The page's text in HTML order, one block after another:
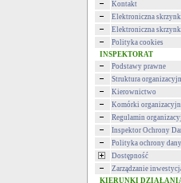
Kontakt
Elektroniczna
Elektroniczna
Polityka cookies
INSPEKTORAT
Podstawy prawne
Struktura
Kierownictwo
Komórki
Regulamin
Inspektor Ochrony
Polityka ochrony
Dostępność
Zarządzanie
KIERUNKI